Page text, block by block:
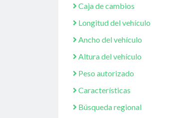
Caja de cambios
Longitud del vehículo
Ancho del vehículo
Altura del vehículo
Peso autorizado
Características
Búsqueda regional